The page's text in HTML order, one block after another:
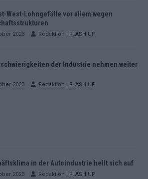
West-Lohngefälle vor allem wegen
2023 Redaktion | FLASH UP
der Industrie nehmen weiter
2023 Redaktion | FLASH UP
in der Autoindustrie hellt sich auf
2023 Redaktion | FLASH UP